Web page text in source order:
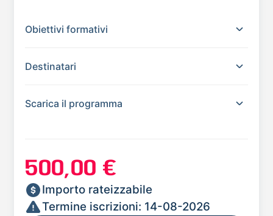
Obiettivi formativi
Destinatari
Scarica il programma
500,00 €
Importo rateizzabile
Termine iscrizioni: 14-08-2026